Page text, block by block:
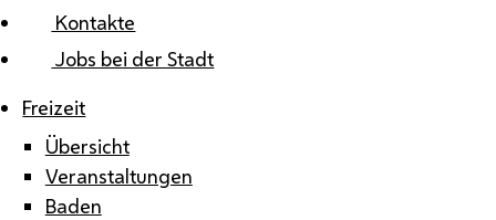
Kontakte
Jobs bei der Stadt
Freizeit
Übersicht
Veranstaltungen
Baden